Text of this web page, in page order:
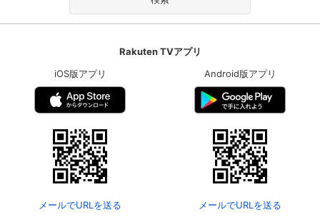
Rakuten TVアプリ
iOS版アプリ
メールでURLを送る
Android版アプリ
メールでURLを送る